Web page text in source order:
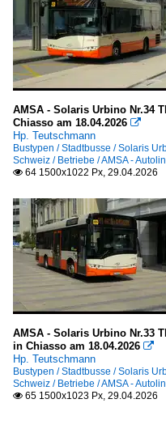
AMSA - Solaris Urbino Nr.34
Chiasso am 18.04.2026 
Hp. Teutschmann
Bustypen / Stadtbusse / Solaris
Schweiz / Betriebe / AMSA -
 64 1500x1022 Px, 29.04.2026
AMSA - Solaris Urbino Nr.33
in Chiasso am 18.04.2026 
Hp. Teutschmann
Bustypen / Stadtbusse / Solaris
Schweiz / Betriebe / AMSA -
 65 1500x1023 Px, 29.04.2026